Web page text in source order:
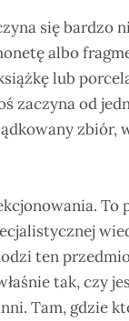
się bardzo
albo
lub
zaczyna od
zbiór,
ten
tak, czy
Tam, gdzie